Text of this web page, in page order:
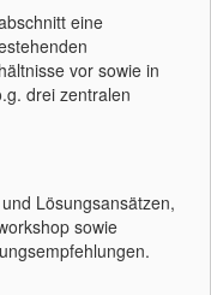
eine
vor sowie in
drei zentralen
Lösungsansätzen,
sowie